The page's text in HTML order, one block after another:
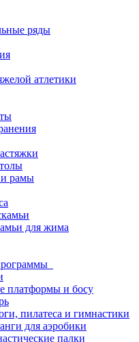
ряды
атлетики
рамы
для жима
платформы и босу
пилатеса и гимнастики
для аэробики
палки